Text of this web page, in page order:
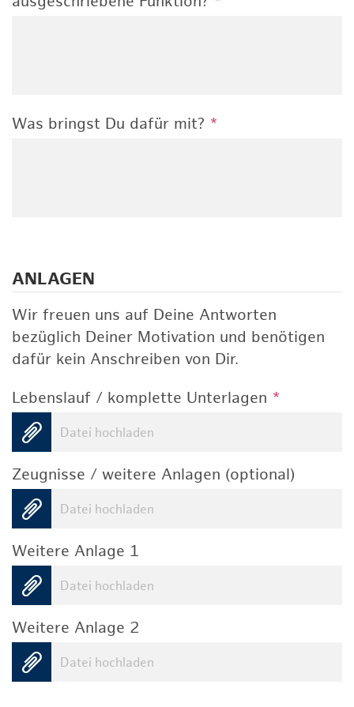
Was bringst Du dafür mit? *
ANLAGEN
Wir freuen uns auf Deine Antworten
bezüglich Deiner Motivation und benötigen
dafür kein Anschreiben von Dir.
Lebenslauf / komplette Unterlagen *
Datei hochladen
Zeugnisse / weitere Anlagen (optional)
Datei hochladen
Weitere Anlage 1
Datei hochladen
Weitere Anlage 2
Datei hochladen